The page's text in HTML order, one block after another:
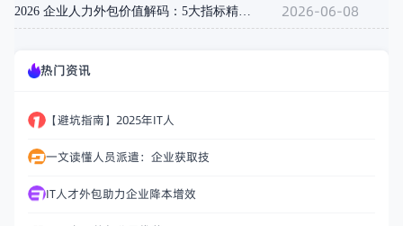
2026-06-08
热门资讯
【避坑指南】2025年IT人
一文读懂人员派遣：企业获取技
IT人才外包助力企业降本增效